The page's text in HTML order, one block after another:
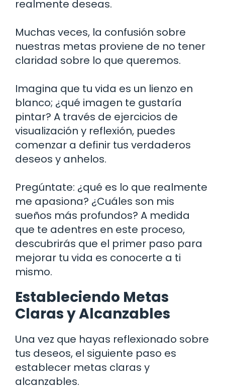
realmente deseas.
Muchas veces, la confusión sobre
nuestras metas proviene de no tener
claridad sobre lo que queremos.
Imagina que tu vida es un lienzo en
blanco; ¿qué imagen te gustaría
pintar? A través de ejercicios de
visualización y reflexión, puedes
comenzar a definir tus verdaderos
deseos y anhelos.
Pregúntate: ¿qué es lo que realmente
me apasiona? ¿Cuáles son mis
sueños más profundos? A medida
que te adentres en este proceso,
descubrirás que el primer paso para
mejorar tu vida es conocerte a ti
mismo.
Estableciendo Metas
Claras y Alcanzables
Una vez que hayas reflexionado sobre
tus deseos, el siguiente paso es
establecer metas claras y
alcanzables.